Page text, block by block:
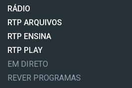
RÁDIO
RTP ARQUIVOS
RTP ENSINA
RTP PLAY
EM DIRETO
REVER PROGRAMAS